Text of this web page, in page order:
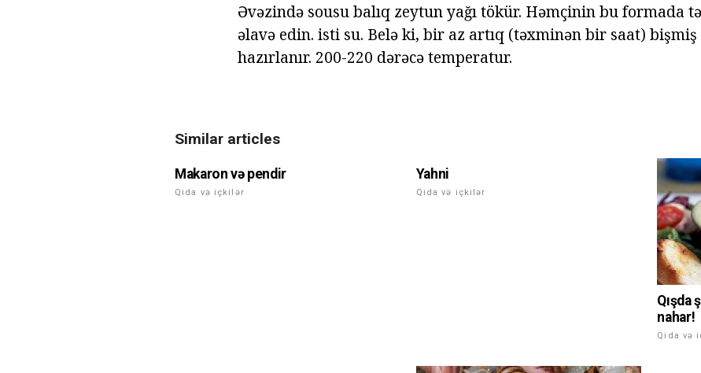
Əvəzində sousu balıq zeytun yağı tökür. Həmçinin bu formada
əlavə edin. isti su. Belə ki, bir az artıq (təxminən bir saat) bişmiş
hazırlanır. 200-220 dərəcə temperatur.
Similar articles
Makaron və pendir
Qida və içkilər
Yahni
Qida və içkilər
Qışda
nahar!
Qida və